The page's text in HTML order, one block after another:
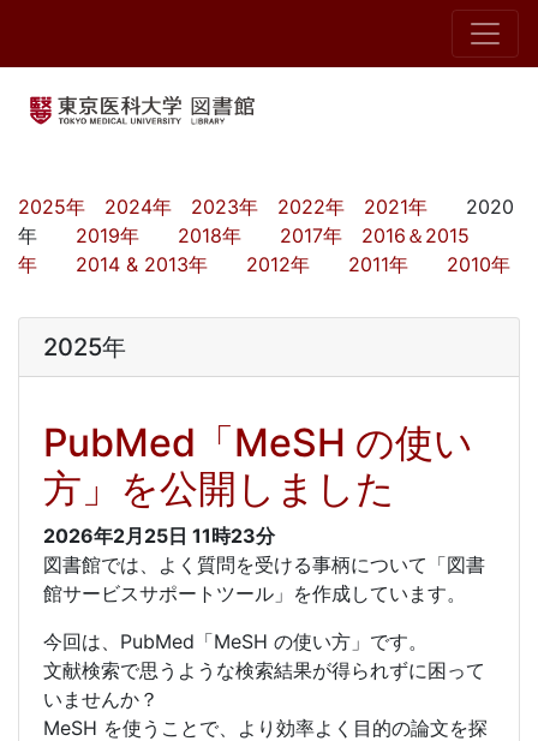
2025年 2024年 2023年 2022年 2021年 2020
年 2019年 2018年 2017年
2016＆2015
年
2014 & 2013年 2012年 2011年 2010年
2025年
PubMed「MeSH の使い
方」を公開しました
2026年2月25日 11時23分
図書館では、よく質問を受ける事柄について「図書
館サービスサポートツール」を作成しています。
今回は、PubMed「MeSH の使い方」です。
文献検索で思うような検索結果が得られずに困って
いませんか？
MeSH を使うことで、より効率よく目的の論文を探